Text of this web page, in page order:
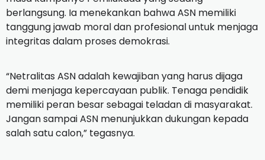
berlangsung. Ia menekankan bahwa ASN memiliki
tanggung jawab moral dan profesional untuk menjaga
integritas dalam proses demokrasi.
“Netralitas ASN adalah kewajiban yang harus dijaga
demi menjaga kepercayaan publik. Tenaga pendidik
memiliki peran besar sebagai teladan di masyarakat.
Jangan sampai ASN menunjukkan dukungan kepada
salah satu calon,” tegasnya.